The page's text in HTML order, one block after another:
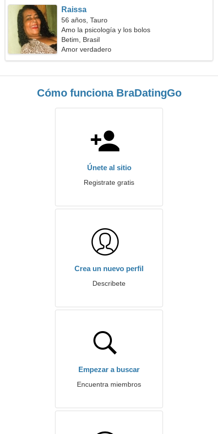
Raissa
56 años, Tauro
Amo la psicología y los bolos
Betim, Brasil
Amor verdadero
Cómo funciona BraDatingGo
Únete al sitio
Registrate gratis
Crea un nuevo perfil
Describete
Empezar a buscar
Encuentra miembros